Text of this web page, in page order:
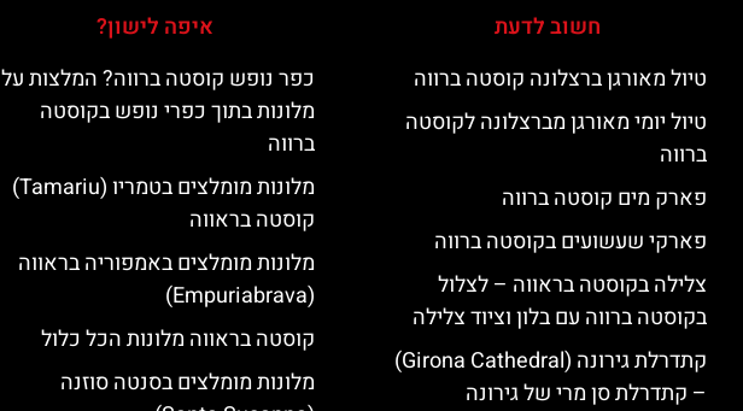
חשוב לדעת
טיול מאורגן ברצלונה קוסטה ברווה
טיול יומי מאורגן מברצלונה לקוסטה
ברווה
פארק מים קוסטה ברווה
פארקי שעשועים בקוסטה ברווה
צלילה בקוסטה בראווה – לצלול
בקוסטה ברווה עם בלון וציוד צלילה
קתדרלת גירונה (Girona Cathedral)
– קתדרלת סן מרי של גירונה
איפה לישון?
כפר נופש קוסטה ברווה? המלצות על
מלונות בתוך כפרי נופש בקוסטה
ברווה
מלונות מומלצים בטמריו (Tamariu)
קוסטה בראווה
מלונות מומלצים באמפוריה בראווה
(Empuriabrava)
קוסטה בראווה מלונות הכל כלול
מלונות מומלצים בסנטה סוזנה